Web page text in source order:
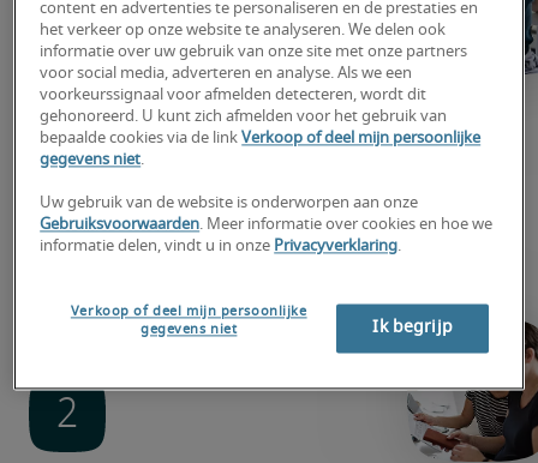
Zoek nu een baan
Upload je cv of solliciteer meteen op banen, gefilterd
Solliciteer
content en advertenties te personaliseren en de prestaties en
het verkeer op onze website te analyseren. We delen ook
informatie over uw gebruik van onze site met onze partners
voor social media, adverteren en analyse. Als we een
voorkeurssignaal voor afmelden detecteren, wordt dit
gehonoreerd. U kunt zich afmelden voor het gebruik van
bepaalde cookies via de link Verkoop of deel mijn persoonlijke
gegevens niet.
Uw gebruik van de website is onderworpen aan onze
Gebruiksvoorwaarden. Meer informatie over cookies en hoe we
informatie delen, vindt u in onze Privacyverklaring.
Verkoop of deel mijn persoonlijke
gegevens niet
Ik begrijp